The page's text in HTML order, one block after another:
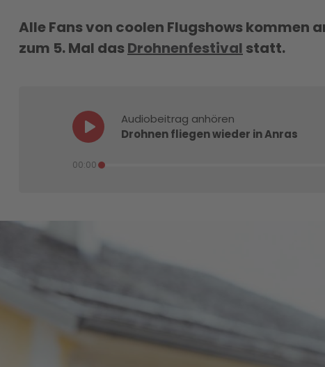
Alle Fans von coolen Flugshows kommen
zum 5. Mal dasDrohnenfestival statt.
Audiobeitrag anhören
Drohnen fliegen wieder in Anras
00:00